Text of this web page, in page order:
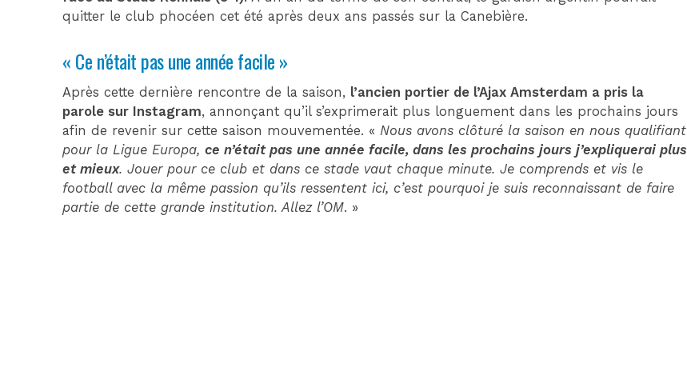
quitter le club phocéen cet été après deux ans passés sur la Canebière.
« Ce n’était pas une année facile »
Après cette dernière rencontre de la saison, l’ancien portier de l’Ajax Amsterdam a pris la
parole sur Instagram, annonçant qu’il s’exprimerait plus longuement dans les prochains jours
afin de revenir sur cette saison mouvementée. « Nous avons clôturé la saison en nous qualifiant
pour la Ligue Europa,ce n’était pas une année facile, dans les prochains jours j’expliquerai plus
et mieux. Jouer pour ce club et dans ce stade vaut chaque minute. Je comprends et vis le
football avec la même passion qu’ils ressentent ici, c’est pourquoi je suis reconnaissant de faire
partie de cette grande institution. Allez l’OM. »